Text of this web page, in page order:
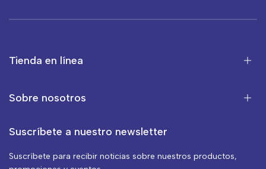
Tienda en línea
Sobre nosotros
Suscríbete a nuestro newsletter
Suscríbete para recibir noticias sobre nuestros productos,